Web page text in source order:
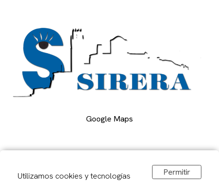
Google Maps
Carrer Alcalde Porqueres, 2, Lleida
sirerafoto@gmail.com
Utilizamos cookies y tecnologías
Permitir